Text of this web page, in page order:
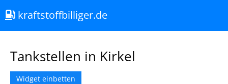
kraftstoffbilliger.de
Tankstellen in Kirkel
Widget einbetten